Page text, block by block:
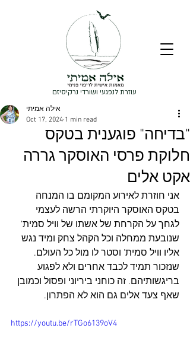
עוזרת לנפגעי ושורדי נרקיסיזם
"בדיחה" פוגענית בטקס
חלוקת פרסי האוסקר גררה
אקט אלים
אילה אמיתי
Oct 17, 2024 1 min read
אני חוזרת לאירוע המקומם בו המנחה
בטקס האוסקר היוקרתי הרשה לעצמי
לגחך על הקרחת של אשתו של וויל סמית'
שנובעת ממחלה וכל הקהל צחק ומיד נגש
אליו וויל סמית' וסטר לו מול כל העולם.
שנזכור תמיד לכבד אחרים ולא לפגוע
בריגשותיהם. זה כוחני ביריוני ופסול וכמובן
שאף צעד אלים גם הוא לא הפתרון.
https://youtu.be/rTGo6139oV4